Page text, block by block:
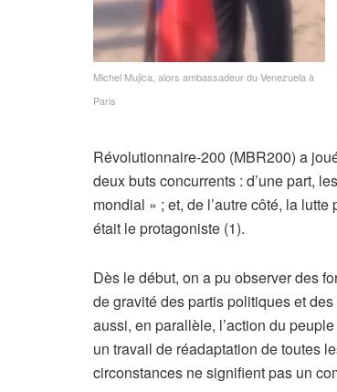
Michel Mujica, alors ambassadeur du Venezuela à
Paris
Révolutionnaire-200 (MBR200) a
deux buts concurrents : d’une part,
mondial » ; et, de l’autre côté, la
était le protagoniste (1).
Dès le début, on a pu observer des
de gravité des partis politiques et
aussi, en parallèle, l’action du
un travail de réadaptation de toutes
circonstances ne signifient pas un